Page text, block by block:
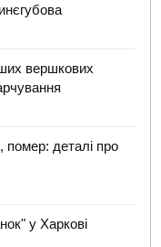
вершкових
помер: деталі про
у Харкові